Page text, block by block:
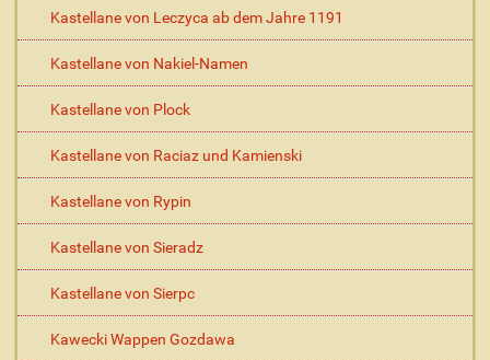
Kastellane von Leczyca ab dem Jahre 1191
Kastellane von Nakiel-Namen
Kastellane von Plock
Kastellane von Raciaz und Kamienski
Kastellane von Rypin
Kastellane von Sieradz
Kastellane von Sierpc
Kawecki Wappen Gozdawa